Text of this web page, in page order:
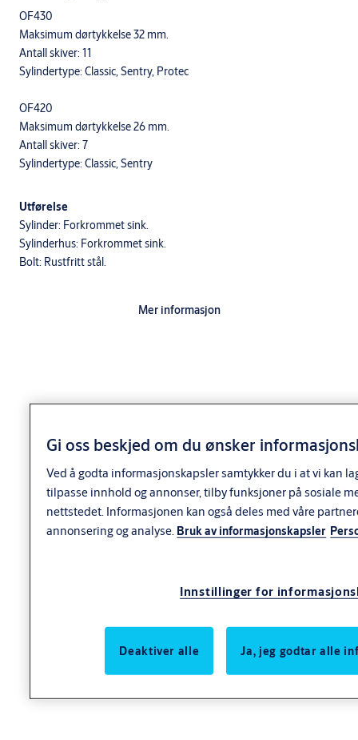
OF430
Maksimum dørtykkelse 32 mm.
Antall skiver: 11
Sylindertype: Classic, Sentry, Protec
OF420
Maksimum dørtykkelse 26 mm.
Antall skiver: 7
Sylindertype: Classic, Sentry
Utførelse
Sylinder: Forkrommet sink.
Sylinderhus: Forkrommet sink.
Bolt: Rustfritt stål.
Mer informasjon
Spesifikasjoner
OF430
Gi oss beskjed om du ønsker
Ved å godta informasjonskapsler samtykker du i at vi kan
tilpasse innhold og annonser, tilby funksjoner på sosiale
nettstedet. Informasjonen kan også deles med våre
annonsering og analyse. Bruk av informasjonskapsler
Innstillinger for
Deaktiver alle Ja, jeg godtar alle